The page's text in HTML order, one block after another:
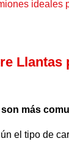
Llantas
más
el tipo de